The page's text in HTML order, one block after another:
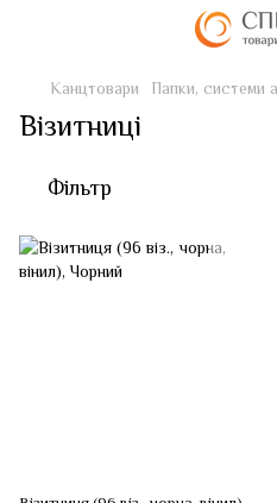
Канцтовари Папки, системи
Візитниці
Фільтр